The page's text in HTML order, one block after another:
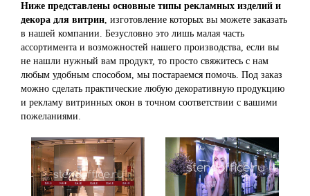
Ниже представлены основные типы рекламных изделий и
декора для витрин, изготовление которых вы можете заказать
в нашей компании. Безусловно это лишь малая часть
ассортимента и возможностей нашего производства, если вы
не нашли нужный вам продукт, то просто свяжитесь с нам
любым удобным способом, мы постараемся помочь. Под заказ
можно сделать практические любую декоративную продукцию
и рекламу витринных окон в точном соответствии с вашими
пожеланиями.